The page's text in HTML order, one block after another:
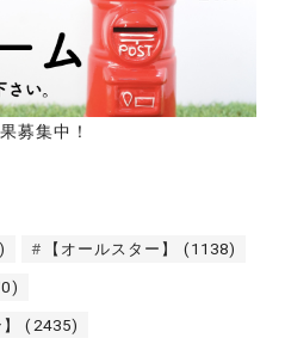
募集中！
【オールスター】 (1138)
(2435)